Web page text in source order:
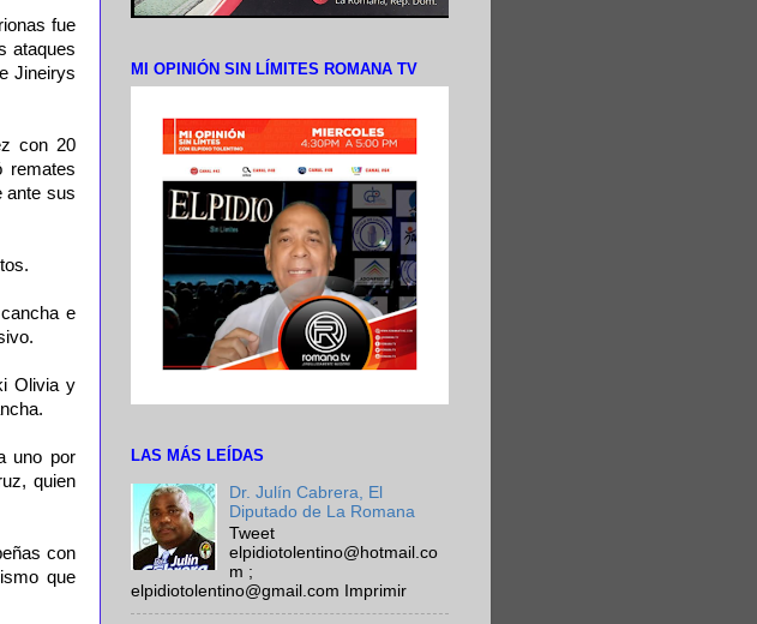
fue
ataques
Jineirys
con 20
remates
ante sus
e
Olivia y
uno por
quien
con
que
MI OPINIÓN SIN LÍMITES ROMANA TV
LAS MÁS LEÍDAS
Dr. Julín Cabrera, El
Diputado de La Romana
Tweet
elpidiotolentino@hotmail.co
m ;
elpidiotolentino@gmail.com Imprimir